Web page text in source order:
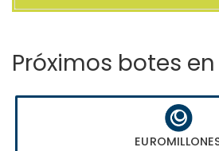
Próximos botes